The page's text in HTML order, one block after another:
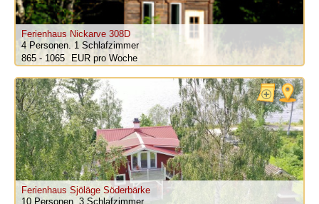
Ferienhaus Nickarve 308D
4 Personen. 1 Schlafzimmer
865 - 1065
pro Woche
Ferienhaus Sjöläge Söderbärke
10 Personen. 3 Schlafzimmer